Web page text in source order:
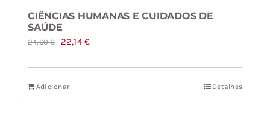
CIÊNCIAS HUMANAS E CUIDADOS DE
SAÚDE
24,60€
O
original
era:
22,14€O
atual
Adicionar Detalhes